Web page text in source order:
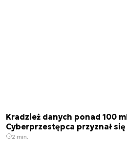
Kradzież danych ponad 100
Cyberprzestępca przyznał
2 min.